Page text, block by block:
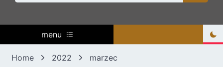
menu
Home 2022 marzec